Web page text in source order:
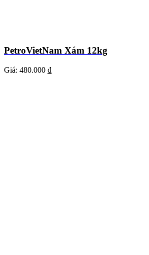
PetroVietNam Xám 12kg
Giá: 480.000 ₫